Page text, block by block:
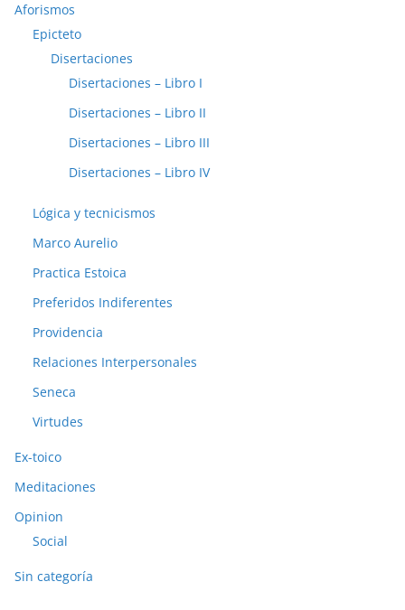
Aforismos
Epicteto
Disertaciones
Disertaciones – Libro I
Disertaciones – Libro II
Disertaciones – Libro III
Disertaciones – Libro IV
Lógica y tecnicismos
Marco Aurelio
Practica Estoica
Preferidos Indiferentes
Providencia
Relaciones Interpersonales
Seneca
Virtudes
Ex-toico
Meditaciones
Opinion
Social
Sin categoría